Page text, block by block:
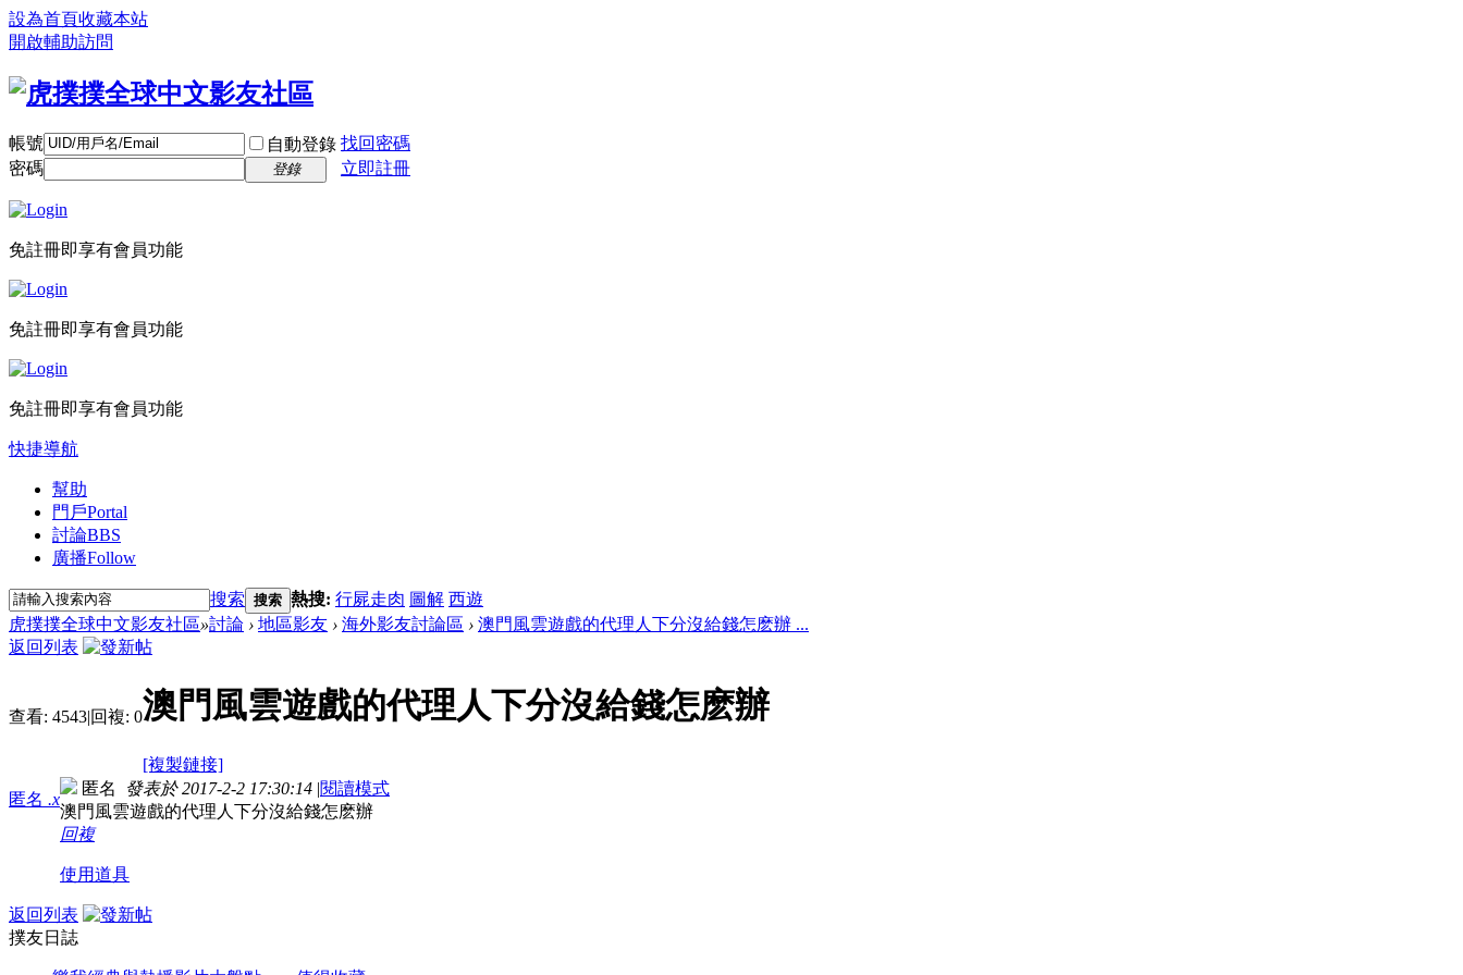
設為首頁收藏本站
開啟輔助訪問
帳號 自動登錄 找回密碼
密碼
登錄 立即註冊
免註冊即享有會員功能
免註冊即享有會員功能
免註冊即享有會員功能
快捷導航
幫助
門戶Portal
討論BBS
廣播Follow
搜索 搜索 熱搜: 行屍走肉 圖解 西遊
虎撲撲全球中文影友社區»討論 › 地區影友 › 海外影友討論區 › 澳門風雲遊戲的代理人下分沒給錢怎麽辦 ...
返回列表
查看: 4543|回複: 0澳門風雲遊戲的代理人下分沒給錢怎麽辦
[複製鏈接]
匿名 .x
匿名 發表於 2017-2-2 17:30:14 |閱讀模式
澳門風雲遊戲的代理人下分沒給錢怎麽辦
回複
使用道具
返回列表
撲友日誌